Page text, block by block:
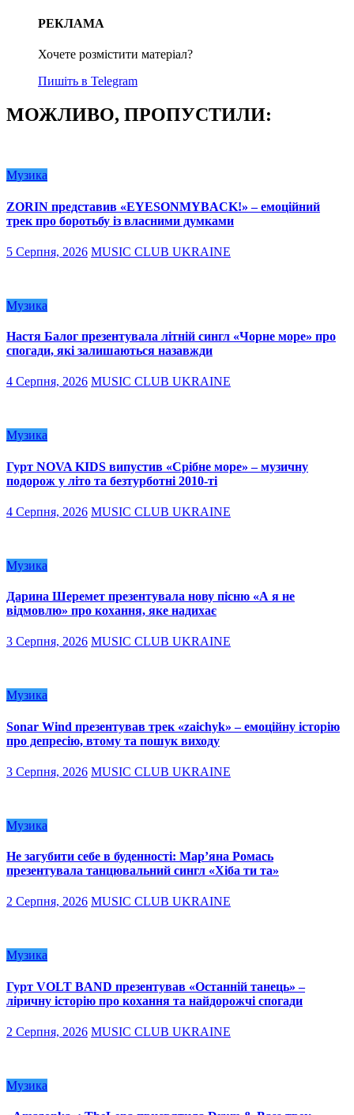
РЕКЛАМА
Хочете розмістити матеріал?
Пишіть в Telegram
МОЖЛИВО, ПРОПУСТИЛИ:
Музика
ZORIN представив «EYESONMYBACK!» – емоційний
трек про боротьбу із власними думками
5 Серпня, 2026 MUSIC CLUB UKRAINE
Музика
Настя Балог презентувала літній сингл «Чорне море» про
спогади, які залишаються назавжди
4 Серпня, 2026 MUSIC CLUB UKRAINE
Музика
Гурт NOVA KIDS випустив «Срібне море» – музичну
подорож у літо та безтурботні 2010-ті
4 Серпня, 2026 MUSIC CLUB UKRAINE
Музика
Дарина Шеремет презентувала нову пісню «А я не
відмовлю» про кохання, яке надихає
3 Серпня, 2026 MUSIC CLUB UKRAINE
Музика
Sonar Wind презентував трек «zaichyk» – емоційну історію
про депресію, втому та пошук виходу
3 Серпня, 2026 MUSIC CLUB UKRAINE
Музика
Не загубити себе в буденності: Мар’яна Ромась
презентувала танцювальний сингл «Хіба ти та»
2 Серпня, 2026 MUSIC CLUB UKRAINE
Музика
Гурт VOLT BAND презентував «Останній танець» –
ліричну історію про кохання та найдорожчі спогади
2 Серпня, 2026 MUSIC CLUB UKRAINE
Музика